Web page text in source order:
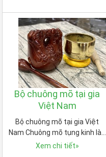
Bộ chuông mõ tại gia
Việt Nam
Bộ chuông mõ tại gia Việt
Nam Chuông mõ tụng kinh là…
Xem chi tiết»